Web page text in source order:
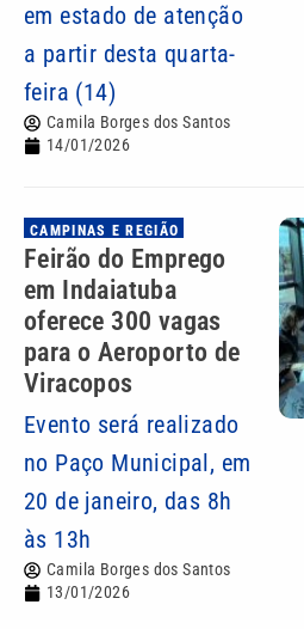
em estado de atenção
a partir desta quarta-
feira (14)
Camila Borges dos Santos
14/01/2026
CAMPINAS E REGIÃO
Feirão do Emprego
em Indaiatuba
oferece 300 vagas
para o Aeroporto de
Viracopos
Evento será realizado
no Paço Municipal, em
20 de janeiro, das 8h
às 13h
Camila Borges dos Santos
13/01/2026